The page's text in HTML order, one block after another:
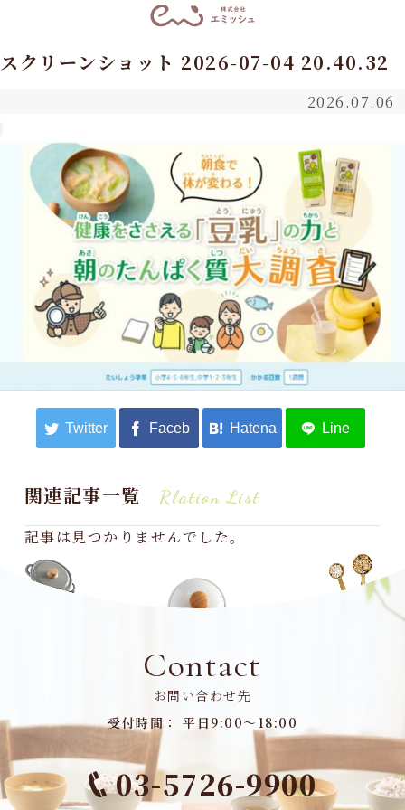
スクリーンショット 2026-07-04 20.40.32
2026.07.06
関連記事一覧 Rlation List
記事は見つかりませんでした。
Contact
お問い合わせ先
受付時間： 平日9:00～18:00
03-5726-9900